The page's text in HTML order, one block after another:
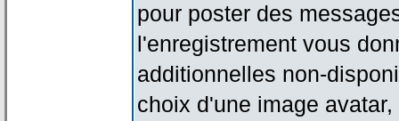
pour poster des
l'enregistrement vous
additionnelles non-
choix d'une image